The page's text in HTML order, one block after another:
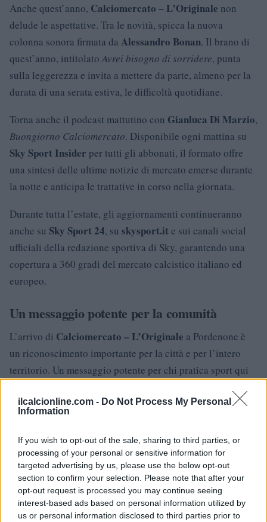
ilcalcionline.com - Do Not Process My Personal
Information
If you wish to opt-out of the sale, sharing to third parties, or
processing of your personal or sensitive information for
targeted advertising by us, please use the below opt-out
section to confirm your selection. Please note that after your
opt-out request is processed you may continue seeing
interest-based ads based on personal information utilized by
us or personal information disclosed to third parties prior to
Anche quest’anno, Calciomercato – L’Originale non
delude le aspettative. Tra le novità, spicca la nuova
colonna sonora firmata da Alessandro Bonan. Il brano di
quest’anno, intitolatoAvrei bisogno di sorridere, punta
sulla leggerezza e invita a mettere da parte, almeno per la
durata di una serata estiva, le difficoltà quotidiane.
Torna anche il podcast mattutino con Gianluca Di Marzio,
Buongiorno Calciomercato. Disponibile ogni mattina su
Sky Sport Insider per tutti gli abbonati, il formato offre
una sintesi delle ultime notizie di mercato emerse durante
la notte e anticipa le trattative in corso nella giornata.
Durante tutta l’estate, gli aggiornamenti continueranno
anche su Sky Sport 24, su skysport.it e sui canali social
ufficiali della redazione sportiva di Sky, garantendo una
copertura a 360 gradi del mercato calcistico italiano ed
europeo.
Un messaggio potente per la comunità
L’arrivo di Calciomercato – L’Originale a Pordenone è
un riconoscimento importante per la città e per l’intero
territorio. Un messaggio potente per chi pratica sport qui
mettersi in mostra e sa che lo sport è un motore
L’appuntamento di luglio inPiazzetta San Marcosarà
un’occasione unica per scoprire la città e per vivere da
vicino le emozioni del calcio. Un evento che promette di
lasciare il segno, non solo per gli appassionati di sport, ma
per l’intera comunità.